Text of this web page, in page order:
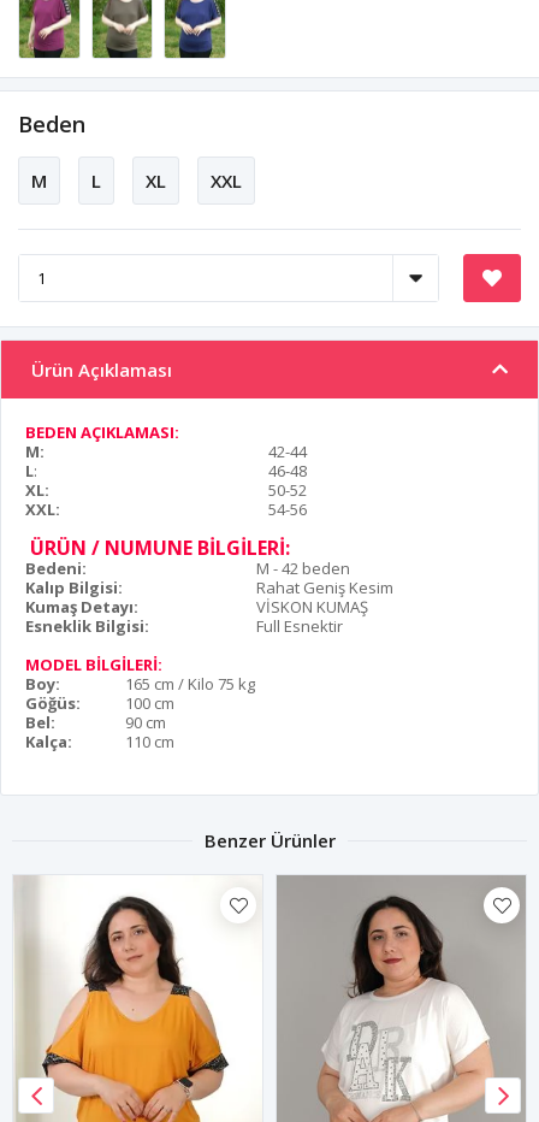
Beden
M L XL XXL
Ürün Açıklaması
BEDEN AÇIKLAMASI:
M:
42-44
L:
46-48
XL:
50-52
XXL:
54-56
ÜRÜN / NUMUNE BİLGİLERİ:
Bedeni:
M - 42 beden
Kalıp Bilgisi:
Rahat Geniş Kesim
Kumaş Detayı:
VİSKON KUMAŞ
Esneklik Bilgisi:
Full Esnektir
MODEL BİLGİLERİ:
Boy:
165 cm / Kilo 75 kg
Göğüs:
100 cm
Bel:
90 cm
Kalça:
110 cm
Benzer Ürünler